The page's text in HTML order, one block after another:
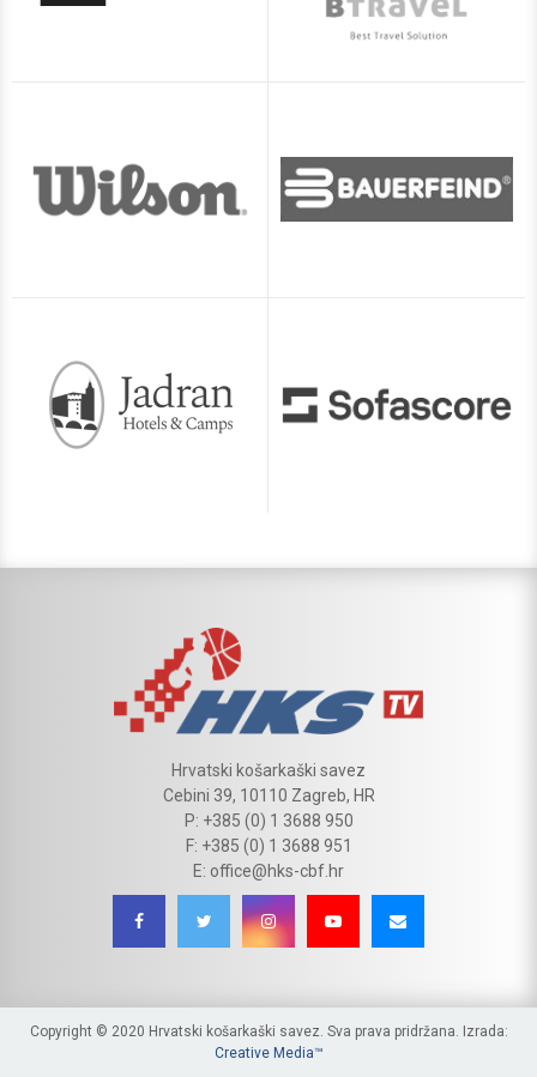
Hrvatski košarkaški savez
Cebini 39, 10110 Zagreb, HR
P: +385 (0) 1 3688 950
F: +385 (0) 1 3688 951
E: office@hks-cbf.hr
Copyright © 2020 Hrvatski košarkaški savez. Sva prava pridržana. Izrada:
Creative Media™